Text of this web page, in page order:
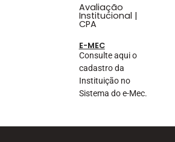
Avaliação
Institucional |
CPA
E-MEC
Consulte aqui o
cadastro da
Instituição no
Sistema do e-Mec.